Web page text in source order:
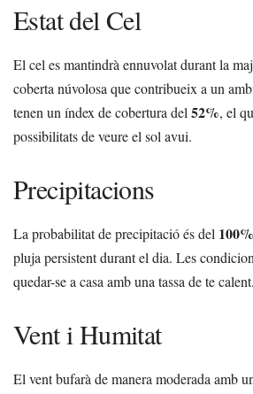
Estat del Cel
El cel es mantindrà ennuvolat durant la
coberta núvolosa que contribueix a un
tenen un índex de cobertura del 52%, el
possibilitats de veure el sol avui.
Precipitacions
La probabilitat de precipitació és del 100%
pluja persistent durant el dia. Les
quedar-se a casa amb una tassa de te calent.
Vent i Humitat
El vent bufarà de manera moderada amb